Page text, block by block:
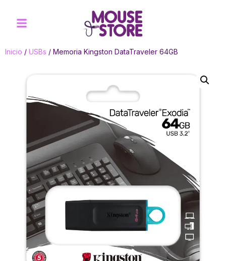
Inicio / USBs / Memoria Kingston DataTraveler 64GB